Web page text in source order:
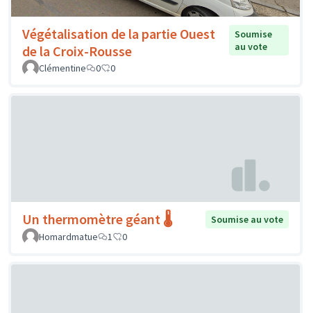
Végétalisation de la partie Ouest
de la Croix-Rousse
Soumise
au vote
Clémentine
0 0
Un thermomètre géant 🌡️
Soumise au vote
Homardmatue
1 0